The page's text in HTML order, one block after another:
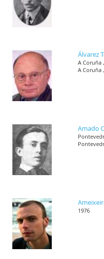
Álvarez
A Coruña
A Coruña
Amado
1976